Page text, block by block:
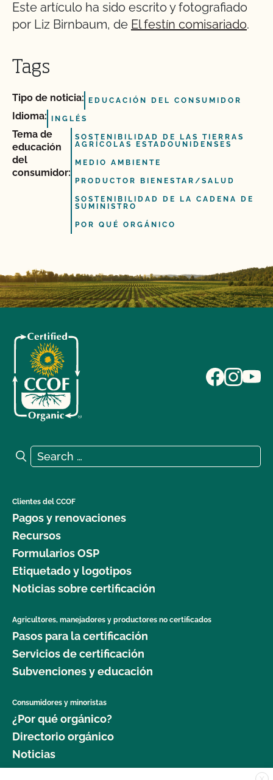
Este artículo ha sido escrito y fotografiado
por Liz Birnbaum, de El festín comisariado.
Tags
Tipo de noticia: EDUCACIÓN DEL CONSUMIDOR
Idioma: INGLÉS
Tema de
educación
del
consumidor:
SOSTENIBILIDAD DE LAS TIERRAS
AGRÍCOLAS ESTADOUNIDENSES
MEDIO AMBIENTE
PRODUCTOR BIENESTAR/SALUD
SOSTENIBILIDAD DE LA CADENA DE
SUMINISTRO
POR QUÉ ORGÁNICO
Search for:
Search
Clientes del CCOF
Pagos y renovaciones
Recursos
Formularios OSP
Etiquetado y logotipos
Noticias sobre certificación
Agricultores, manejadores y productores no certificados
Pasos para la certificación
Servicios de certificación
Subvenciones y educación
Consumidores y minoristas
¿Por qué orgánico?
Directorio orgánico
Noticias